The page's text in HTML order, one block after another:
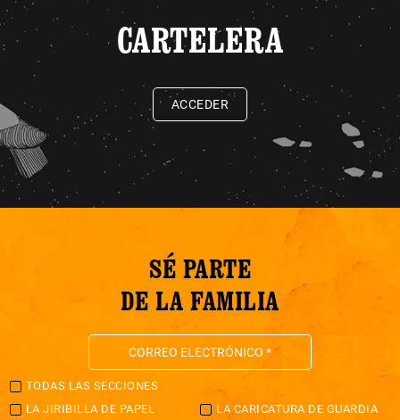
CARTELERA
ACCEDER
SÉ PARTE
DE LA FAMILIA
TODAS LAS SECCIONES
LA JIRIBILLA DE PAPEL
LA CARICATURA DE GUARDIA